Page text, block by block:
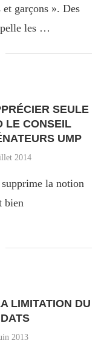
garçons ». Des
les …
SEULE
LE CONSEIL
UMP
2014
la notion
bien
LIMITATION DU
2013